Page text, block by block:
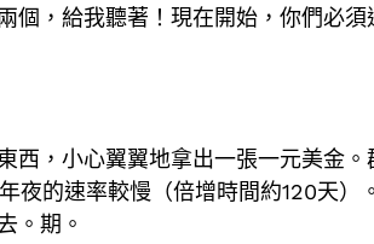
個，給我聽著！現在開始，你們必須
西，小心翼翼地拿出一張一元美金。
夜的速率較慢（倍增時間約120天）
。期。